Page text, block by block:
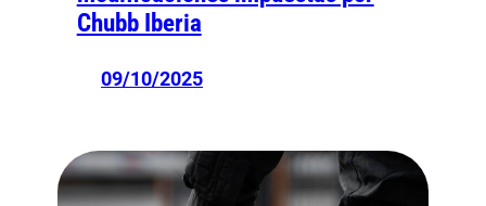
Chubb Iberia
09/10/2025